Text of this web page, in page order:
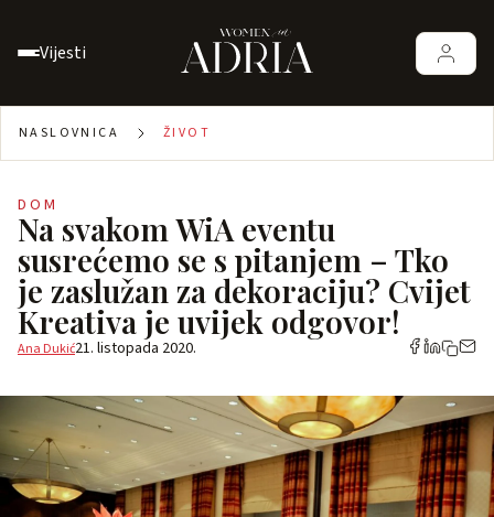
Vijesti
NASLOVNICA ŽIVOT
DOM
Na svakom WiA eventu
susrećemo se s pitanjem – Tko
je zaslužan za dekoraciju? Cvijet
Kreativa je uvijek odgovor!
Ana Dukić21. listopada 2020.